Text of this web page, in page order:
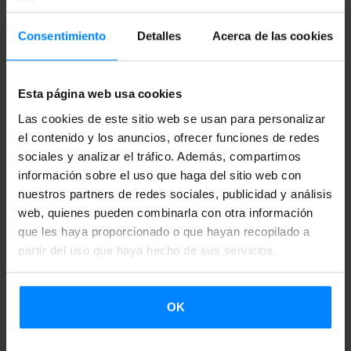
Consentimiento Detalles Acerca de las cookies
Esta página web usa cookies
Las cookies de este sitio web se usan para personalizar
el contenido y los anuncios, ofrecer funciones de redes
sociales y analizar el tráfico. Además, compartimos
información sobre el uso que haga del sitio web con
nuestros partners de redes sociales, publicidad y análisis
web, quienes pueden combinarla con otra información
que les haya proporcionado o que hayan recopilado a
partir del uso que haya hecho de sus servicios.
OK
obligado a confrontarme durante toda mi vida con
preguntas acerca de la identidad cultural. Es quizás desde
aquí, desde donde nace mi fascinación por el objeto y
símbolo de la bandera, como elemento codificado, como
No es casualidad, por tanto, que haya elegido el museo de
la Inmigración, con sede en el Hotel de Inmigrantes, para la
implantación de esta exposición. Este edificio que desde
1911 ha acogido a migrantes, exiliados y viajeros, ahora
convertido en museo, tiene una relación directa con la
importancia que las banderas han tenido para los pueblos
a lo largo de la historia. Vivanco eligió este tema para
programa de Internacionalización del
Arte Contemporáneo Vascode Bitamine Faktoria EAS-